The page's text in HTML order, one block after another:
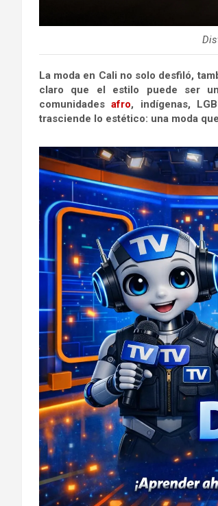
La moda en Cali no solo desfiló,
claro que el estilo puede ser
comunidadesafro, indígenas,
trasciende lo estético: una moda